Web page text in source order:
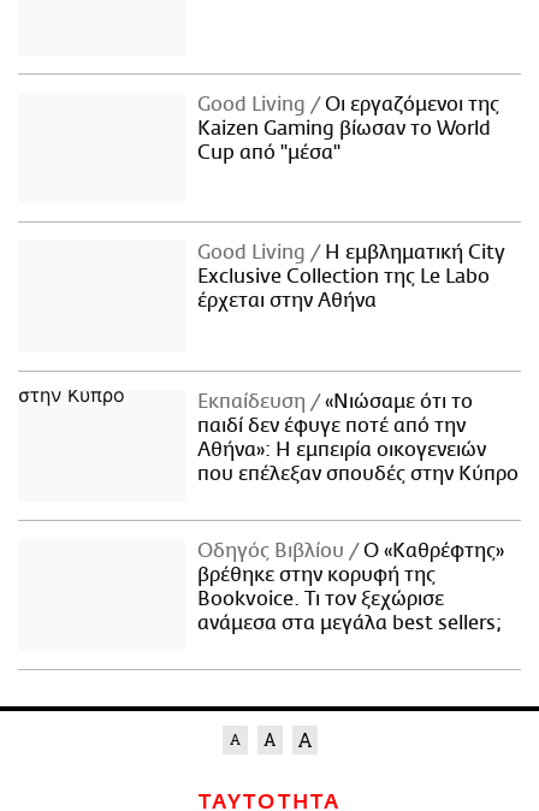
Good Living
Οι εργαζόμενοι της
Kaizen Gaming βίωσαν το World
Cup από "μέσα"
Good Living
Η εμβληματική City
Exclusive Collection της Le Labo
έρχεται στην Αθήνα
Εκπαίδευση
«Νιώσαμε ότι το
παιδί δεν έφυγε ποτέ από την
Αθήνα»: Η εμπειρία οικογενειών
που επέλεξαν σπουδές στην Κύπρο
Οδηγός Βιβλίου
Ο «Καθρέφτης»
βρέθηκε στην κορυφή της
Bookvoice. Τι τον ξεχώρισε
ανάμεσα στα μεγάλα best sellers;
ΤΑΥΤΟΤΗΤΑ